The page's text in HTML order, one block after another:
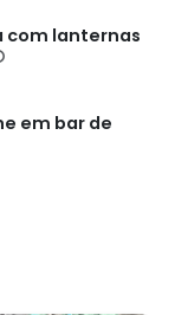
com lanternas
em bar de